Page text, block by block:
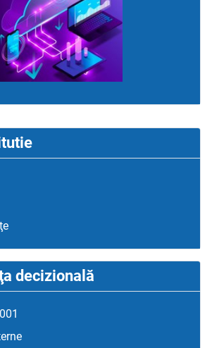
decizională